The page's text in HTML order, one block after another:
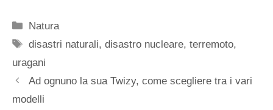
Categorie
Natura
Tag
disastri naturali,disastro nucleare,terremoto,
uragani
Ad ognuno la sua Twizy, come scegliere tra i vari
modelli